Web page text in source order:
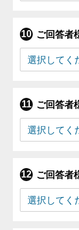
ご回答者
ご回答者
ご回答者